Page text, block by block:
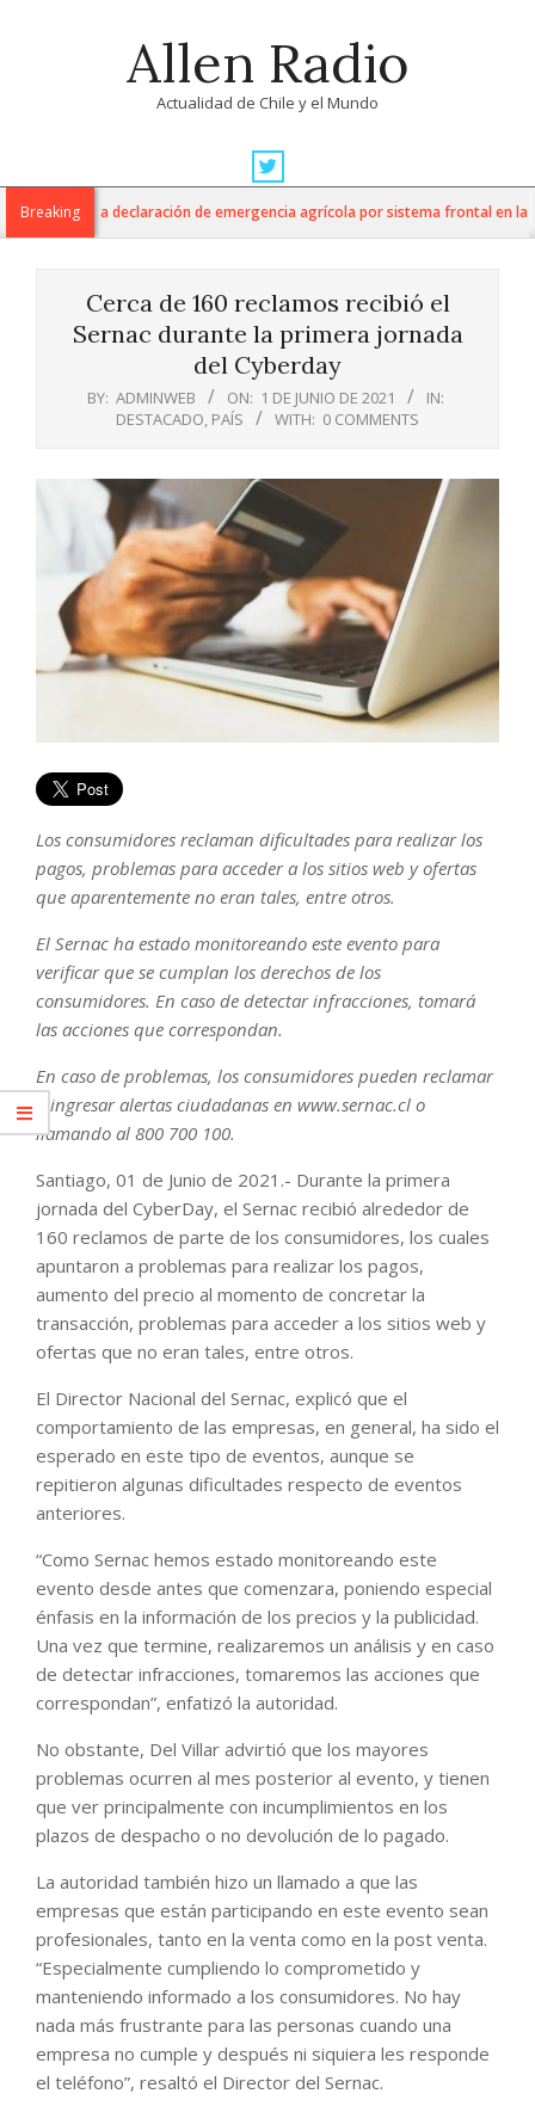
Allen Radio
Actualidad de Chile y el Mundo
Navigation
MenuBreaking
anuncia declaración de emergencia agrícola por sistema frontal en la
Cerca de 160 reclamos recibió el
Sernac durante la primera jornada
del Cyberday
BY: ADMINWEB ON: 1 DE JUNIO DE 2021
IN:
DESTACADO, PAÍS WITH: 0 COMMENTS
Los consumidores reclaman dificultades para realizar los
pagos, problemas para acceder a los sitios web y ofertas
que aparentemente no eran tales, entre otros.
El Sernac ha estado monitoreando este evento para
verificar que se cumplan los derechos de los
consumidores. En caso de detectar infracciones, tomará
las acciones que correspondan.
En caso de problemas, los consumidores pueden reclamar
o ingresar alertas ciudadanas en www.sernac.cl o
llamando al 800 700 100.
Santiago, 01 de Junio de 2021.- Durante la primera
jornada del CyberDay, el Sernac recibió alrededor de
160 reclamos de parte de los consumidores, los cuales
apuntaron a problemas para realizar los pagos,
aumento del precio al momento de concretar la
transacción, problemas para acceder a los sitios web y
ofertas que no eran tales, entre otros.
El Director Nacional del Sernac, explicó que el
comportamiento de las empresas, en general, ha sido el
esperado en este tipo de eventos, aunque se
repitieron algunas dificultades respecto de eventos
anteriores.
“Como Sernac hemos estado monitoreando este
evento desde antes que comenzara, poniendo especial
énfasis en la información de los precios y la publicidad.
Una vez que termine, realizaremos un análisis y en caso
de detectar infracciones, tomaremos las acciones que
correspondan”, enfatizó la autoridad.
No obstante, Del Villar advirtió que los mayores
problemas ocurren al mes posterior al evento, y tienen
que ver principalmente con incumplimientos en los
plazos de despacho o no devolución de lo pagado.
La autoridad también hizo un llamado a que las
empresas que están participando en este evento sean
profesionales, tanto en la venta como en la post venta.
“Especialmente cumpliendo lo comprometido y
manteniendo informado a los consumidores. No hay
nada más frustrante para las personas cuando una
empresa no cumple y después ni siquiera les responde
el teléfono”, resaltó el Director del Sernac.